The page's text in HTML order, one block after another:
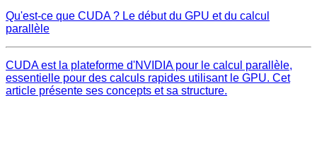
Qu'est-ce que CUDA ? Le début du GPU et du calcul
parallèle
CUDA est la plateforme d'NVIDIA pour le calcul parallèle,
essentielle pour des calculs rapides utilisant le GPU. Cet
article présente ses concepts et sa structure.